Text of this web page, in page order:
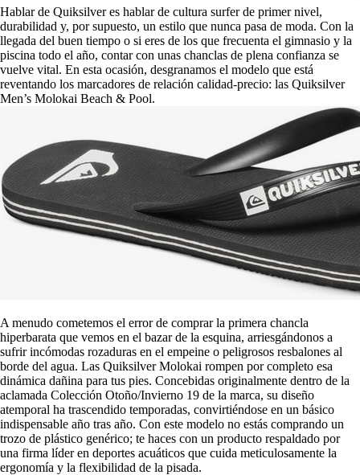
Hablar de Quiksilver es hablar de cultura surfer de primer nivel,
durabilidad y, por supuesto, un estilo que nunca pasa de moda. Con la
llegada del buen tiempo o si eres de los que frecuenta el gimnasio y la
piscina todo el año, contar con unas chanclas de plena confianza se
vuelve vital. En esta ocasión, desgranamos el modelo que está
reventando los marcadores de relación calidad-precio: las Quiksilver
Men’s Molokai Beach & Pool.
A menudo cometemos el error de comprar la primera chancla
hiperbarata que vemos en el bazar de la esquina, arriesgándonos a
sufrir incómodas rozaduras en el empeine o peligrosos resbalones al
borde del agua. Las Quiksilver Molokai rompen por completo esa
dinámica dañina para tus pies. Concebidas originalmente dentro de la
aclamada Colección Otoño/Invierno 19 de la marca, su diseño
atemporal ha trascendido temporadas, convirtiéndose en un básico
indispensable año tras año. Con este modelo no estás comprando un
trozo de plástico genérico; te haces con un producto respaldado por
una firma líder en deportes acuáticos que cuida meticulosamente la
ergonomía y la flexibilidad de la pisada.